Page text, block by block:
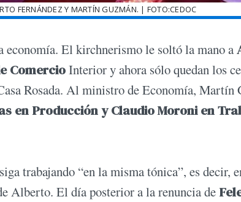
FERNÁNDEZ Y MARTÍN GUZMÁN. | FOTO:CEDOC
economía. El kirchnerismo le soltó la mano a
ComercioInterior y ahora sólo quedan los
Rosada. Al ministro de Economía, Martín
en Producción y Claudio Moroni en
trabajando “en la misma tónica”, es decir,
Alberto. El día posterior a la renuncia de